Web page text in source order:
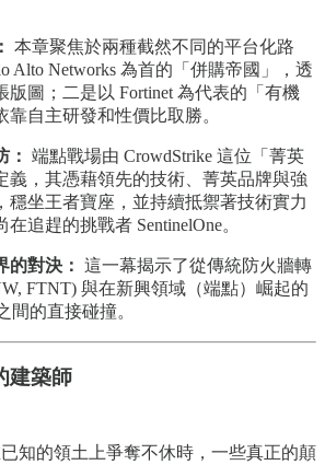
本章聚焦於兩種截然不同的平台化路
Alto Networks 為首的「併購帝國」，透
版圖；二是以 Fortinet 為代表的「有機
靠自主研發和性價比取勝。
： 端點戰場由 CrowdStrike 這位「菁英
義，其憑藉領先的技術、菁英品牌與強
穩坐王者寶座，並持續抵禦著技術實力
追趕的挑戰者 SentinelOne。
的對決： 這一幕揭示了從傳統防火牆轉
FTNT) 與在新興領域（端點）崛起的
間的直接碰撞。
建築師
知的領土上爭奪不休時，一些真正的顛